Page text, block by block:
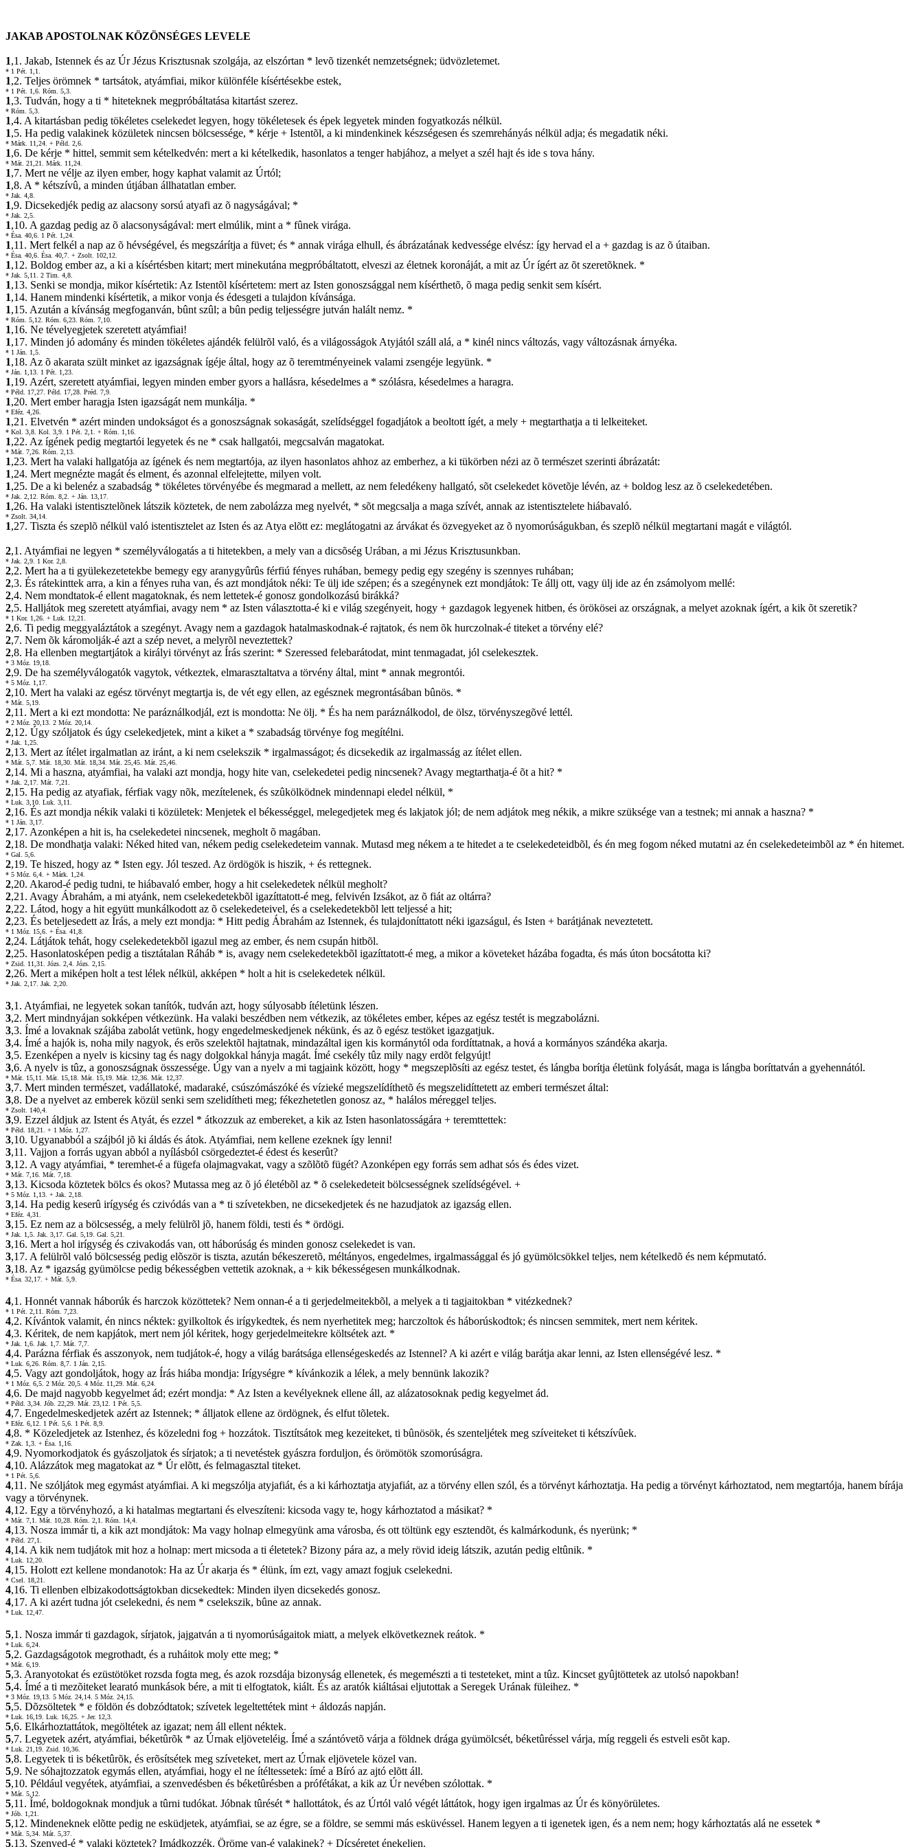
JAKAB APOSTOLNAK KÖZÖNSÉGES LEVELE
1,1. Jakab, Istennek és az Úr Jézus Krisztusnak szolgája, az elszórtan * levõ tizenkét nemzetségnek; üdvözletemet.
* 1 Pét. 1,1.
1,2. Teljes örömnek * tartsátok, atyámfiai, mikor különféle kísértésekbe estek,
* 1 Pét. 1,6. Róm. 5,3.
1,3. Tudván, hogy a ti * hiteteknek megpróbáltatása kitartást szerez.
* Róm. 5,3.
1,4. A kitartásban pedig tökéletes cselekedet legyen, hogy tökéletesek és épek legyetek minden fogyatkozás nélkül.
1,5. Ha pedig valakinek közületek nincsen bölcsessége, * kérje + Istentõl, a ki mindenkinek készségesen és szemrehányás nélkül adja; és megadatik néki.
* Márk. 11,24. + Péld. 2,6.
1,6. De kérje * hittel, semmit sem kételkedvén: mert a ki kételkedik, hasonlatos a tenger habjához, a melyet a szél hajt és ide s tova hány.
* Mát. 21,21. Márk. 11,24.
1,7. Mert ne vélje az ilyen ember, hogy kaphat valamit az Úrtól;
1,8. A * kétszívû, a minden útjában állhatatlan ember.
* Jak. 4,8.
1,9. Dicsekedjék pedig az alacsony sorsú atyafi az õ nagyságával; *
* Jak. 2,5.
1,10. A gazdag pedig az õ alacsonyságával: mert elmúlik, mint a * fûnek virága.
* Ésa. 40,6. 1 Pét. 1,24.
1,11. Mert felkél a nap az õ hévségével, és megszárítja a füvet; és * annak virága elhull, és ábrázatának kedvessége elvész: így hervad el a + gazdag is az õ útaiban.
* Ésa. 40,6. Ésa. 40,7. + Zsolt. 102,12.
1,12. Boldog ember az, a ki a kísértésben kitart; mert minekutána megpróbáltatott, elveszi az életnek koronáját, a mit az Úr ígért az õt szeretõknek. *
* Jak. 5,11. 2 Tim. 4,8.
1,13. Senki se mondja, mikor kísértetik: Az Istentõl kísértetem: mert az Isten gonoszsággal nem kísérthetõ, õ maga pedig senkit sem kísért.
1,14. Hanem mindenki kísértetik, a mikor vonja és édesgeti a tulajdon kívánsága.
1,15. Azután a kívánság megfoganván, bûnt szûl; a bûn pedig teljességre jutván halált nemz. *
* Róm. 5,12. Róm. 6,23. Róm. 7,10.
1,16. Ne tévelyegjetek szeretett atyámfiai!
1,17. Minden jó adomány és minden tökéletes ajándék felülrõl való, és a világosságok Atyjától száll alá, a * kinél nincs változás, vagy változásnak árnyéka.
* 1 Ján. 1,5.
1,18. Az õ akarata szült minket az igazságnak ígéje által, hogy az õ teremtményeinek valami zsengéje legyünk. *
* Ján. 1,13. 1 Pét. 1,23.
1,19. Azért, szeretett atyámfiai, legyen minden ember gyors a hallásra, késedelmes a * szólásra, késedelmes a haragra.
* Péld. 17,27. Péld. 17,28. Préd. 7,9.
1,20. Mert ember haragja Isten igazságát nem munkálja. *
* Eféz. 4,26.
1,21. Elvetvén * azért minden undokságot és a gonoszságnak sokaságát, szelídséggel fogadjátok a beoltott ígét, a mely + megtarthatja a ti lelkeiteket.
* Kol. 3,8. Kol. 3,9. 1 Pét. 2,1. + Róm. 1,16.
1,22. Az ígének pedig megtartói legyetek és ne * csak hallgatói, megcsalván magatokat.
* Mát. 7,26. Róm. 2,13.
1,23. Mert ha valaki hallgatója az ígének és nem megtartója, az ilyen hasonlatos ahhoz az emberhez, a ki tükörben nézi az õ természet szerinti ábrázatát:
1,24. Mert megnézte magát és elment, és azonnal elfelejtette, milyen volt.
1,25. De a ki belenéz a szabadság * tökéletes törvényébe és megmarad a mellett, az nem feledékeny hallgató, sõt cselekedet követõje lévén, az + boldog lesz az õ cselekedetében.
* Jak. 2,12. Róm. 8,2. + Ján. 13,17.
1,26. Ha valaki istentisztelõnek látszik köztetek, de nem zabolázza meg nyelvét, * sõt megcsalja a maga szívét, annak az istentisztelete hiábavaló.
* Zsolt. 34,14.
1,27. Tiszta és szeplõ nélkül való istentisztelet az Isten és az Atya elõtt ez: meglátogatni az árvákat és özvegyeket az õ nyomorúságukban, és szeplõ nélkül megtartani magát e világtól.
2,1. Atyámfiai ne legyen * személyválogatás a ti hitetekben, a mely van a dicsõség Urában, a mi Jézus Krisztusunkban.
* Jak. 2,9. 1 Kor. 2,8.
2,2. Mert ha a ti gyülekezetetekbe bemegy egy aranygyûrûs férfiú fényes ruhában, bemegy pedig egy szegény is szennyes ruhában;
2,3. És rátekinttek arra, a kin a fényes ruha van, és azt mondjátok néki: Te ülj ide szépen; és a szegénynek ezt mondjátok: Te állj ott, vagy ülj ide az én zsámolyom mellé:
2,4. Nem mondtatok-é ellent magatoknak, és nem lettetek-é gonosz gondolkozású birákká?
2,5. Halljátok meg szeretett atyámfiai, avagy nem * az Isten választotta-é ki e világ szegényeit, hogy + gazdagok legyenek hitben, és örökösei az országnak, a melyet azoknak ígért, a kik õt szeretik?
* 1 Kor. 1,26. + Luk. 12,21.
2,6. Ti pedig meggyaláztátok a szegényt. Avagy nem a gazdagok hatalmaskodnak-é rajtatok, és nem õk hurczolnak-é titeket a törvény elé?
2,7. Nem õk káromolják-é azt a szép nevet, a melyrõl neveztettek?
2,8. Ha ellenben megtartjátok a királyi törvényt az Írás szerint: * Szeressed felebarátodat, mint tenmagadat, jól cselekesztek.
* 3 Móz. 19,18.
2,9. De ha személyválogatók vagytok, vétkeztek, elmarasztaltatva a törvény által, mint * annak megrontói.
* 5 Móz. 1,17.
2,10. Mert ha valaki az egész törvényt megtartja is, de vét egy ellen, az egésznek megrontásában bûnös. *
* Mát. 5,19.
2,11. Mert a ki ezt mondotta: Ne paráználkodjál, ezt is mondotta: Ne ölj. * És ha nem paráználkodol, de ölsz, törvényszegõvé lettél.
* 2 Móz. 20,13. 2 Móz. 20,14.
2,12. Úgy szóljatok és úgy cselekedjetek, mint a kiket a * szabadság törvénye fog megítélni.
* Jak. 1,25.
2,13. Mert az ítélet irgalmatlan az iránt, a ki nem cselekszik * irgalmasságot; és dicsekedik az irgalmasság az ítélet ellen.
* Mát. 5,7. Mát. 18,30. Mát. 18,34. Mát. 25,45. Mát. 25,46.
2,14. Mi a haszna, atyámfiai, ha valaki azt mondja, hogy hite van, cselekedetei pedig nincsenek? Avagy megtarthatja-é õt a hit? *
* Jak. 2,17. Mát. 7,21.
2,15. Ha pedig az atyafiak, férfiak vagy nõk, mezítelenek, és szûkölködnek mindennapi eledel nélkül, *
* Luk. 3,10. Luk. 3,11.
2,16. És azt mondja nékik valaki ti közületek: Menjetek el békességgel, melegedjetek meg és lakjatok jól; de nem adjátok meg nékik, a mikre szüksége van a testnek; mi annak a haszna? *
* 1 Ján. 3,17.
2,17. Azonképen a hit is, ha cselekedetei nincsenek, megholt õ magában.
2,18. De mondhatja valaki: Néked hited van, nékem pedig cselekedeteim vannak. Mutasd meg nékem a te hitedet a te cselekedeteidbõl, és én meg fogom néked mutatni az én cselekedeteimbõl az * én hitemet.
* Gal. 5,6.
2,19. Te hiszed, hogy az * Isten egy. Jól teszed. Az ördögök is hiszik, + és rettegnek.
* 5 Móz. 6,4. + Márk. 1,24.
2,20. Akarod-é pedig tudni, te hiábavaló ember, hogy a hit cselekedetek nélkül megholt?
2,21. Avagy Ábrahám, a mi atyánk, nem cselekedetekbõl igazíttatott-é meg, felvivén Izsákot, az õ fiát az oltárra?
2,22. Látod, hogy a hit együtt munkálkodott az õ cselekedeteivel, és a cselekedetekbõl lett teljessé a hit;
2,23. És beteljesedett az Írás, a mely ezt mondja: * Hitt pedig Ábrahám az Istennek, és tulajdoníttatott néki igazságul, és Isten + barátjának neveztetett.
* 1 Móz. 15,6. + Ésa. 41,8.
2,24. Látjátok tehát, hogy cselekedetekbõl igazul meg az ember, és nem csupán hitbõl.
2,25. Hasonlatosképen pedig a tisztátalan Ráháb * is, avagy nem cselekedetekbõl igazíttatott-é meg, a mikor a követeket házába fogadta, és más úton bocsátotta ki?
* Zsid. 11,31. Józs. 2,4. Józs. 2,15.
2,26. Mert a miképen holt a test lélek nélkül, akképen * holt a hit is cselekedetek nélkül.
* Jak. 2,17. Jak. 2,20.
3,1. Atyámfiai, ne legyetek sokan tanítók, tudván azt, hogy súlyosabb ítéletünk lészen.
3,2. Mert mindnyájan sokképen vétkezünk. Ha valaki beszédben nem vétkezik, az tökéletes ember, képes az egész testét is megzabolázni.
3,3. Ímé a lovaknak szájába zabolát vetünk, hogy engedelmeskedjenek nékünk, és az õ egész testöket igazgatjuk.
3,4. Ímé a hajók is, noha mily nagyok, és erõs szelektõl hajtatnak, mindazáltal igen kis kormánytól oda fordíttatnak, a hová a kormányos szándéka akarja.
3,5. Ezenképen a nyelv is kicsiny tag és nagy dolgokkal hányja magát. Ímé csekély tûz mily nagy erdõt felgyújt!
3,6. A nyelv is tûz, a gonoszságnak összessége. Úgy van a nyelv a mi tagjaink között, hogy * megszeplõsíti az egész testet, és lángba borítja életünk folyását, maga is lángba boríttatván a gyehennától.
* Mát. 15,11. Mát. 15,18. Mát. 15,19. Mát. 12,36. Mát. 12,37.
3,7. Mert minden természet, vadállatoké, madaraké, csúszómászóké és vízieké megszelídíthetõ és megszelidíttetett az emberi természet által:
3,8. De a nyelvet az emberek közül senki sem szelidítheti meg; fékezhetetlen gonosz az, * halálos méreggel teljes.
* Zsolt. 140,4.
3,9. Ezzel áldjuk az Istent és Atyát, és ezzel * átkozzuk az embereket, a kik az Isten hasonlatosságára + teremttettek:
* Péld. 18,21. + 1 Móz. 1,27.
3,10. Ugyanabból a szájból jõ ki áldás és átok. Atyámfiai, nem kellene ezeknek így lenni!
3,11. Vajjon a forrás ugyan abból a nyílásból csörgedeztet-é édest és keserût?
3,12. A vagy atyámfiai, * teremhet-é a fügefa olajmagvakat, vagy a szõlõtõ fügét? Azonképen egy forrás sem adhat sós és édes vizet.
* Mát. 7,16. Mát. 7,18.
3,13. Kicsoda köztetek bölcs és okos? Mutassa meg az õ jó életébõl az * õ cselekedeteit bölcsességnek szelídségével. +
* 5 Móz. 1,13. + Jak. 2,18.
3,14. Ha pedig keserû irígység és czivódás van a * ti szívetekben, ne dicsekedjetek és ne hazudjatok az igazság ellen.
* Eféz. 4,31.
3,15. Ez nem az a bölcsesség, a mely felülrõl jõ, hanem földi, testi és * ördögi.
* Jak. 1,5. Jak. 3,17. Gal. 5,19. Gal. 5,21.
3,16. Mert a hol irígység és czivakodás van, ott háborúság és minden gonosz cselekedet is van.
3,17. A felülrõl való bölcsesség pedig elõször is tiszta, azután békeszeretõ, méltányos, engedelmes, irgalmassággal és jó gyümölcsökkel teljes, nem kételkedõ és nem képmutató.
3,18. Az * igazság gyümölcse pedig békességben vettetik azoknak, a + kik békességesen munkálkodnak.
* Ésa. 32,17. + Mát. 5,9.
4,1. Honnét vannak háborúk és harczok közöttetek? Nem onnan-é a ti gerjedelmeitekbõl, a melyek a ti tagjaitokban * vitézkednek?
* 1 Pét. 2,11. Róm. 7,23.
4,2. Kívántok valamit, én nincs néktek: gyilkoltok és irígykedtek, és nem nyerhetitek meg; harczoltok és háborúskodtok; és nincsen semmitek, mert nem kéritek.
4,3. Kéritek, de nem kapjátok, mert nem jól kéritek, hogy gerjedelmeitekre költsétek azt. *
* Jak. 1,6. Jak. 1,7. Mát. 7,7.
4,4. Parázna férfiak és asszonyok, nem tudjátok-é, hogy a világ barátsága ellenségeskedés az Istennel? A ki azért e világ barátja akar lenni, az Isten ellenségévé lesz. *
* Luk. 6,26. Róm. 8,7. 1 Ján. 2,15.
4,5. Vagy azt gondoljátok, hogy az Írás hiába mondja: Irígységre * kívánkozik a lélek, a mely bennünk lakozik?
* 1 Móz. 6,5. 2 Móz. 20,5. 4 Móz. 11,29. Mát. 6,24.
4,6. De majd nagyobb kegyelmet ád; ezért mondja: * Az Isten a kevélyeknek ellene áll, az alázatosoknak pedig kegyelmet ád.
* Péld. 3,34. Jób. 22,29. Mát. 23,12. 1 Pét. 5,5.
4,7. Engedelmeskedjetek azért az Istennek; * álljatok ellene az ördögnek, és elfut tõletek.
* Eféz. 6,12. 1 Pét. 5,6. 1 Pét. 8,9.
4,8. * Közeledjetek az Istenhez, és közeledni fog + hozzátok. Tisztítsátok meg kezeiteket, ti bûnösök, és szenteljétek meg szíveiteket ti kétszívûek.
* Zak. 1,3. + Ésa. 1,16.
4,9. Nyomorkodjatok és gyászoljatok és sírjatok; a ti nevetéstek gyászra forduljon, és örömötök szomorúságra.
4,10. Alázzátok meg magatokat az * Úr elõtt, és felmagasztal titeket.
* 1 Pét. 5,6.
4,11. Ne szóljátok meg egymást atyámfiai. A ki megszólja atyjafiát, és a ki kárhoztatja atyjafiát, az a törvény ellen szól, és a törvényt kárhoztatja. Ha pedig a törvényt kárhoztatod, nem megtartója, hanem bírája
vagy a törvénynek.
4,12. Egy a törvényhozó, a ki hatalmas megtartani és elveszíteni: kicsoda vagy te, hogy kárhoztatod a másikat? *
* Mát. 7,1. Mát. 10,28. Róm. 2,1. Róm. 14,4.
4,13. Nosza immár ti, a kik azt mondjátok: Ma vagy holnap elmegyünk ama városba, és ott töltünk egy esztendõt, és kalmárkodunk, és nyerünk; *
* Péld. 27,1.
4,14. A kik nem tudjátok mit hoz a holnap: mert micsoda a ti életetek? Bizony pára az, a mely rövid ideig látszik, azután pedig eltûnik. *
* Luk. 12,20.
4,15. Holott ezt kellene mondanotok: Ha az Úr akarja és * élünk, ím ezt, vagy amazt fogjuk cselekedni.
* Csel. 18,21.
4,16. Ti ellenben elbizakodottságtokban dicsekedtek: Minden ilyen dicsekedés gonosz.
4,17. A ki azért tudna jót cselekedni, és nem * cselekszik, bûne az annak.
* Luk. 12,47.
5,1. Nosza immár ti gazdagok, sírjatok, jajgatván a ti nyomorúságaitok miatt, a melyek elkövetkeznek reátok. *
* Luk. 6,24.
5,2. Gazdagságotok megrothadt, és a ruháitok moly ette meg; *
* Mát. 6,19.
5,3. Aranyotokat és ezüstötöket rozsda fogta meg, és azok rozsdája bizonyság ellenetek, és megemészti a ti testeteket, mint a tûz. Kincset gyûjtöttetek az utolsó napokban!
5,4. Ímé a ti mezõiteket learató munkások bére, a mit ti elfogtatok, kiált. És az aratók kiáltásai eljutottak a Seregek Urának füleihez. *
* 3 Móz. 19,13. 5 Móz. 24,14. 5 Móz. 24,15.
5,5. Dõzsöltetek * e földön és dobzódtatok; szívetek legeltettétek mint + áldozás napján.
* Luk. 16,19. Luk. 16,25. + Jer. 12,3.
5,6. Elkárhoztattátok, megöltétek az igazat; nem áll ellent néktek.
5,7. Legyetek azért, atyámfiai, béketûrõk * az Úrnak eljöveteléig. Ímé a szántóvetõ várja a földnek drága gyümölcsét, béketûréssel várja, míg reggeli és estveli esõt kap.
* Luk. 21,19. Zsid. 10,36.
5,8. Legyetek ti is béketûrõk, és erõsítsétek meg szíveteket, mert az Úrnak eljövetele közel van.
5,9. Ne sóhajtozzatok egymás ellen, atyámfiai, hogy el ne ítéltessetek: ímé a Bíró az ajtó elõtt áll.
5,10. Például vegyétek, atyámfiai, a szenvedésben és béketûrésben a prófétákat, a kik az Úr nevében szólottak. *
* Mát. 5,12.
5,11. Ímé, boldogoknak mondjuk a tûrni tudókat. Jóbnak tûrését * hallottátok, és az Úrtól való végét láttátok, hogy igen irgalmas az Úr és könyörületes.
* Jób. 1,21.
5,12. Mindeneknek elõtte pedig ne esküdjetek, atyámfiai, se az égre, se a földre, se semmi más esküvéssel. Hanem legyen a ti igenetek igen, és a nem nem; hogy kárhoztatás alá ne essetek *
* Mát. 5,34. Mát. 5,37.
5,13. Szenved-é * valaki köztetek? Imádkozzék. Öröme van-é valakinek? + Dícséretet énekeljen.